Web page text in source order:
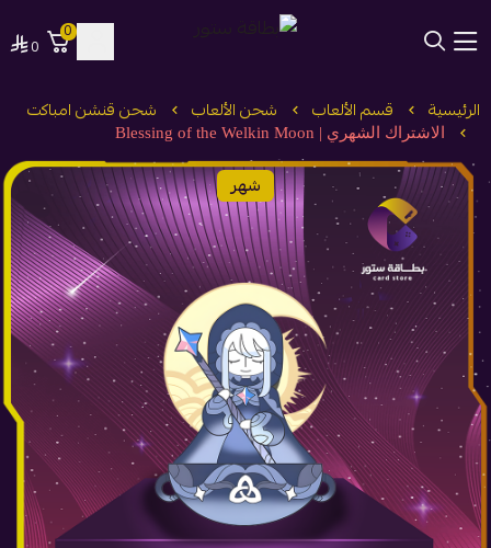
0
0
الرئيسية قسم الألعاب شحن الألعاب شحن قنشن امباكت
الاشتراك الشهري | Blessing of the Welkin Moon
شهر